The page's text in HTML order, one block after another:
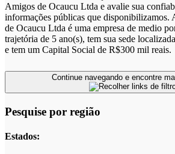
Amigos de Ocaucu Ltda e avalie sua
informações públicas que disponibilizamos.
de Ocaucu Ltda é uma empresa de medio
trajetória de 5 ano(s), tem sua sede
e tem um Capital Social de R$300 mil reais.
Pesquise por região
Estados: